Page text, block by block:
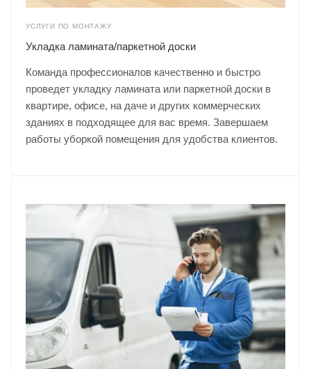
УСЛУГИ ПО МОНТАЖУ
Укладка ламината/паркетной доски
Команда профессионалов качественно и быстро
проведет укладку ламината или паркетной доски в
квартире, офисе, на даче и других коммерческих
зданиях в подходящее для вас время. Завершаем
работы уборкой помещения для удобства клиентов.